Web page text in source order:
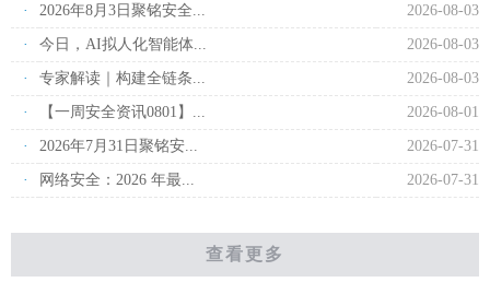
· 2026年8月3日聚铭安全... 2026-08-03
· 今日，AI拟人化智能体... 2026-08-03
· 专家解读｜构建全链条... 2026-08-03
· 【一周安全资讯0801】... 2026-08-01
· 2026年7月31日聚铭安... 2026-07-31
· 网络安全：2026 年最... 2026-07-31
查看更多